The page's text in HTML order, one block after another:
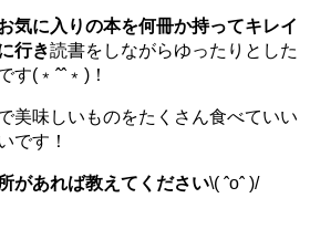
気に入りの本を何冊か持ってキレイ
行き読書をしながらゆったりとした
(﹡ˆˆ﹡)！
美味しいものをたくさん食べていい
です！
があれば教えてください\( ˆoˆ )/